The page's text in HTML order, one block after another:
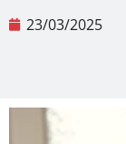
23/03/2025